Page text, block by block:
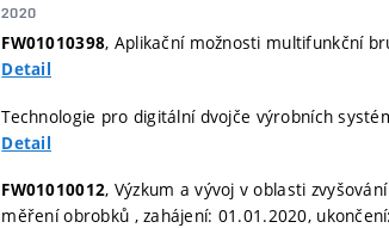
2020
FW01010398, Aplikační možnosti multifunkční
Detail
Technologie pro digitální dvojče výrobních
Detail
FW01010012, Výzkum a vývoj v oblasti
měření obrobků , zahájení: 01.01.2020,